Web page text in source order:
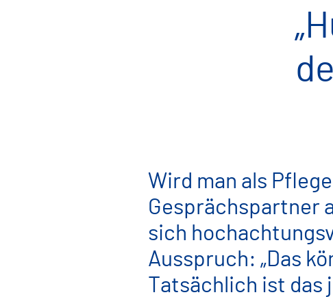
Wird man als
Gesprächspartner
sich
Ausspruch: „Das
Tatsächlich ist das